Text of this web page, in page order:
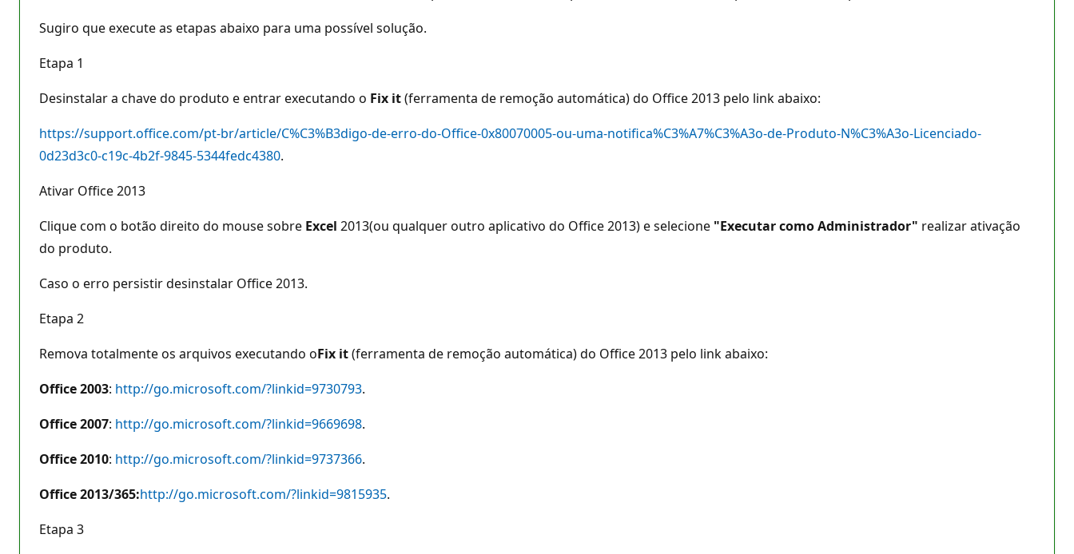
Sugiro que execute as etapas abaixo para uma possível solução.
Etapa 1
Desinstalar a chave do produto e entrar executando o Fix it(ferramenta de remoção automática) do Office 2013 pelo link abaixo:
https://support.office.com/pt-br/article/C%C3%B3digo-de-erro-do-Office-0x80070005-ou-uma-notifica%C3%A7%C3%A3o-de-Produto-N%C3%A3o-Licenciado-
0d23d3c0-c19c-4b2f-9845-5344fedc4380.
Ativar Office 2013
Clique com o botão direito do mouse sobre Excel 2013(ou qualquer outro aplicativo do Office 2013) e selecione "Executar como Administrador" realizar ativação
do produto.
Caso o erro persistir desinstalar Office 2013.
Etapa 2
Remova totalmente os arquivos executando oFix it(ferramenta de remoção automática) do Office 2013 pelo link abaixo:
Office 2003: http://go.microsoft.com/?linkid=9730793.
Office 2007: http://go.microsoft.com/?linkid=9669698.
Office 2010: http://go.microsoft.com/?linkid=9737366.
Office 2013/365:http://go.microsoft.com/?linkid=9815935.
Etapa 3